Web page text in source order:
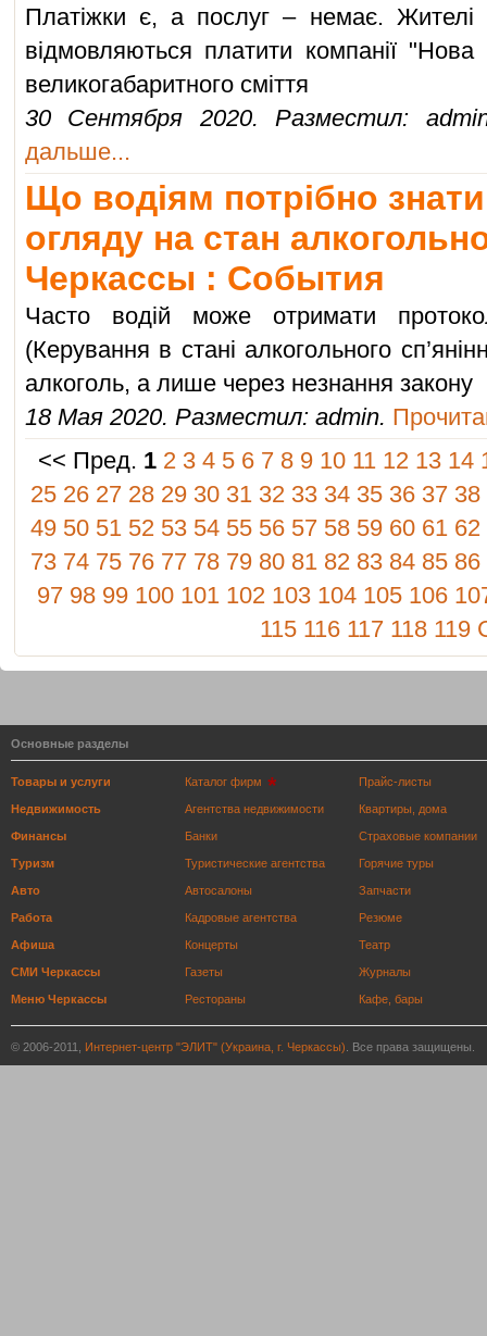
Платіжки є, а послуг – немає. Жителі
відмовляються платити компанії "Нова
великогабаритного сміття
30 Сентября 2020. Разместил:
дальше...
Що водіям потрібно
огляду на стан
Черкассы : События
Часто водій може отримати
(Керування в стані алкогольного
алкоголь, а лише через незнання закону
18 Мая 2020. Разместил: admin.
<< Пред. 1 2 3 4 5 6 7 8 9 10 11 12 13 14
25 26 27 28 29 30 31 32 33 34 35 36 37 38
49 50 51 52 53 54 55 56 57 58 59 60 61 62
73 74 75 76 77 78 79 80 81 82 83 84 85 86
97 98 99 100 101 102 103 104 105 106
115 116 117 118 119
Основные разделы
Товары и услуги
Недвижимость
Финансы
Туризм
Авто
Работа
Афиша
СМИ Черкассы
Меню Черкассы
Каталог фирм
Агентства недвижимости
Банки
Туристические агентства
Автосалоны
Кадровые агентства
Концерты
Газеты
Рестораны
Прайс-листы
Квартиры, дома
Страховые компании
Горячие туры
Запчасти
Резюме
Театр
Журналы
Кафе, бары
© 2006-2011, Интернет-центр "ЭЛИТ" (Украина, г. Черкассы) . Все права защищены.